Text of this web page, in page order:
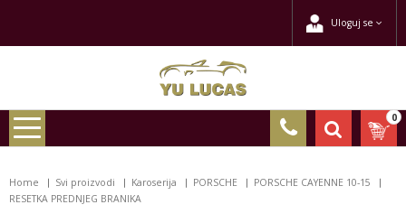
Uloguj se
0
Home Svi proizvodi Karoserija PORSCHE
PORSCHE CAYENNE 10-15
RESETKA PREDNJEG BRANIKA